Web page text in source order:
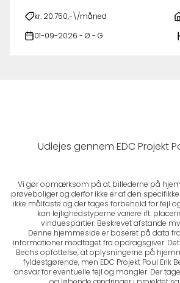
kr. 20.750,-\/måned
01-09-2026 - Ø - G
Udlejes gennem EDC Projekt
Vi gør opmærksom på at billederne på
prøveboliger og derfor ikke er af den
ikke målfaste og der tages forbehold for fejl
kan lejlighedstyperne variere ift.
vinduespartier. Beskrevet afstande
Denne hjemmeside er baseret på data
informationer modtaget fra opdragsgiver. Det
Bechs opfattelse, at oplysningerne på
fyldestgørende, men EDC Projekt Poul Erik
ansvar for eventuelle fejl og mangler. Der